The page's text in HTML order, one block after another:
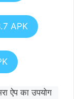
APK
ऐप का उपयोग